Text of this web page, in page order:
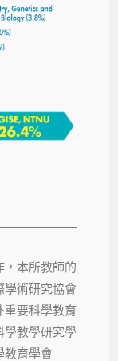
，本所教師的
學術研究協會
重要科學教育
學教學研究學
教育學會